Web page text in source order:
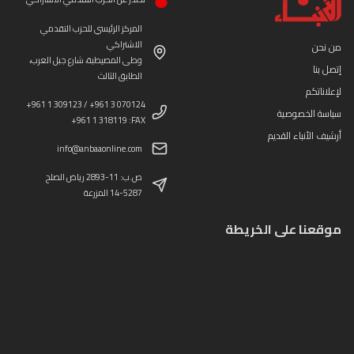
من نحن
إتصل بنا
لإعلاناتكم
سياسة الخصوصية
أرشيف الأنباء القديم
المركز الرئيسي للحزب التقدمي
الاشتراكي
وطى المصيطبة، شارع جبل العرب،
الطابق الثالث
+961 1 309123 / +961 3 070124
+961 1 318119 :FAX
info@anbaaonline.com
ص.ب: 11-2893 رياض الصلح
14-5287 المزرعة
موقعنا على الخريطة